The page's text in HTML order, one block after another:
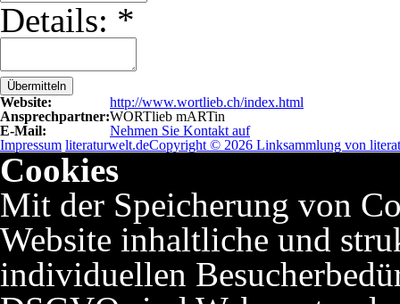
Details: *
Übermitteln
Website:
http://www.wortlieb.ch/index.html
Ansprechpartner:WORTlieb mARTin
E-Mail:
Nehmen Sie Kontakt auf
Impressum literaturwelt.deCopyright © 2026 Linksammlung von
Cookies
Mit der Speicherung von
Website inhaltliche und
individuellen